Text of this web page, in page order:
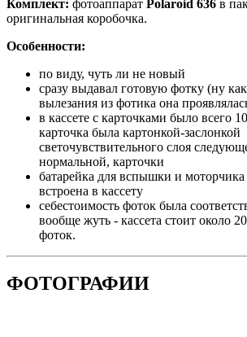
Комплект: фотоаппарат Polaroid 636 в
оригинальная коробочка.
Особенности:
по виду, чуть ли не новый
сразу выдавал готовую фотку (ну
вылезания из фотика она
в кассете с карточками было всего
карточка была картонкой-заслонкой
светочувствительного слоя
нормальной, карточки
батарейка для вспышки и
встроена в кассету
себестоимость фоток была
вообще жуть - кассета стоит около
фоток.
ФОТОГРАФИИ